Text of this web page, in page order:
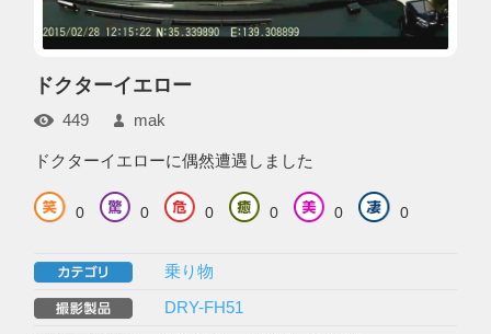
ドクターイエロー
449 mak
ドクターイエローに偶然遭遇しました
0 0 0 0 0 0
乗り物
DRY-FH51